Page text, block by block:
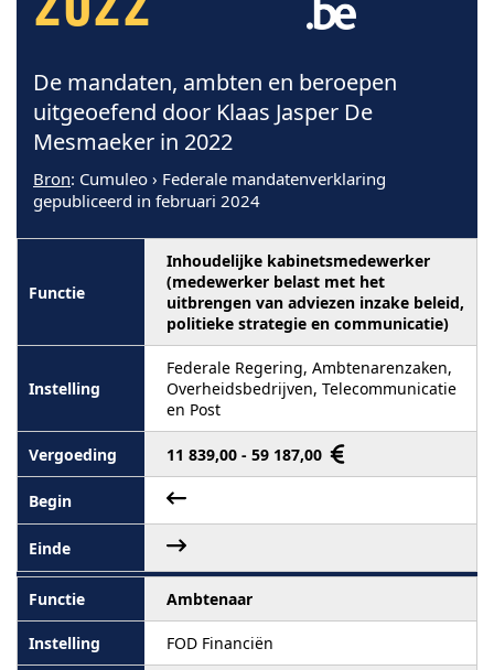
De mandaten, ambten en beroepen
uitgeoefend door Klaas Jasper De
Mesmaeker in 2022
Bron: Cumuleo › Federale mandatenverklaring
gepubliceerd in februari 2024
Inhoudelijke kabinetsmedewerker
(medewerker belast met het
uitbrengen van adviezen inzake beleid,
politieke strategie en communicatie)
Federale Regering, Ambtenarenzaken,
Overheidsbedrijven, Telecommunicatie
en Post
11 839,00 - 59 187,00
Ambtenaar
FOD Financiën